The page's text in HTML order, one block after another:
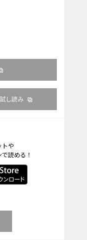
試し読み
トや
読める！